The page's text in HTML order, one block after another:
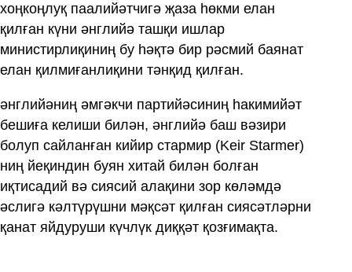
хоңкоңлуқ паалийәтчигә җаза һөкми елан
қилған күни әнглийә ташқи ишлар
министирлиқиниң бу һәқтә бир рәсмий баянат
елан қилмиғанлиқини тәнқид қилған.
әнглийәниң әмгәкчи партийәсиниң һакимийәт
бешиға келиши билән, әнглийә баш вәзири
болуп сайланған кийир стармир (Keir Starmer)
ниң йеқиндин буян хитай билән болған
иқтисадий вә сиясий алақини зор көләмдә
әслигә кәлтүрүшни мәқсәт қилған сиясәтләрни
қанат яйдуруши күчлүк диққәт қозғимақта.